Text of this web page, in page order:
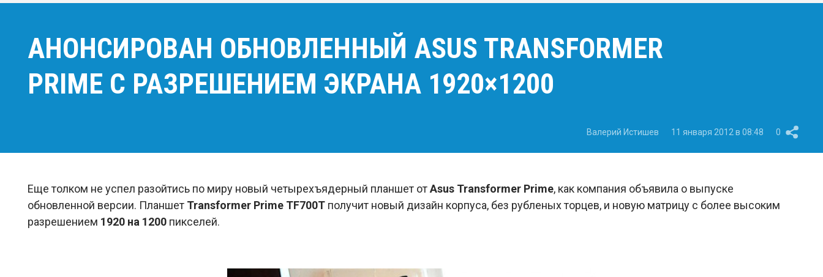
АНОНСИРОВАН ОБНОВЛЕННЫЙ ASUS TRANSFORMER
PRIME С РАЗРЕШЕНИЕМ ЭКРАНА 1920×1200
Валерий Истишев 11 января 2012 в 08:48 0
Еще толком не успел разойтись по миру новый четырехъядерный планшет отAsus Transformer Prime, как компания объявила о выпуске
обновленной версии. Планшет Transformer Prime TF700T получит новый дизайн корпуса, без рубленых торцев, и новую матрицу с более высоким
разрешением 1920 на 1200 пикселей.